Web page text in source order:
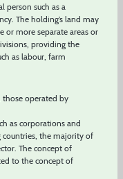
person such as a
The holding’s land may
or more separate areas or
providing the
as labour, farm
operated by
as corporations and
the majority of
The concept of
to the concept of